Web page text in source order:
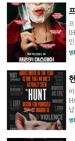
영
영